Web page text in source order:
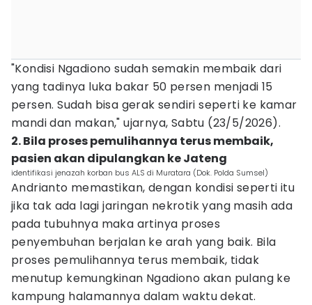
"Kondisi Ngadiono sudah semakin membaik dari
yang tadinya luka bakar 50 persen menjadi 15
persen. Sudah bisa gerak sendiri seperti ke kamar
mandi dan makan," ujarnya, Sabtu (23/5/2026).
2. Bila proses pemulihannya terus membaik,
pasien akan dipulangkan ke Jateng
identifikasi jenazah korban bus ALS di Muratara (Dok. Polda Sumsel)
Andrianto memastikan, dengan kondisi seperti itu
jika tak ada lagi jaringan nekrotik yang masih ada
pada tubuhnya maka artinya proses
penyembuhan berjalan ke arah yang baik. Bila
proses pemulihannya terus membaik, tidak
menutup kemungkinan Ngadiono akan pulang ke
kampung halamannya dalam waktu dekat.